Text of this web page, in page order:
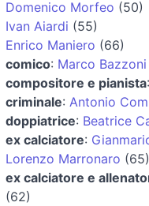
Domenico Morfeo (50)
Ivan Aiardi (55)
Enrico Maniero (66)
comico: Marco Bazzoni
compositore e pianista:
criminale: Antonio
doppiatrice: Beatrice
ex calciatore:
Lorenzo Marronaro (65)
ex calciatore e
(62)